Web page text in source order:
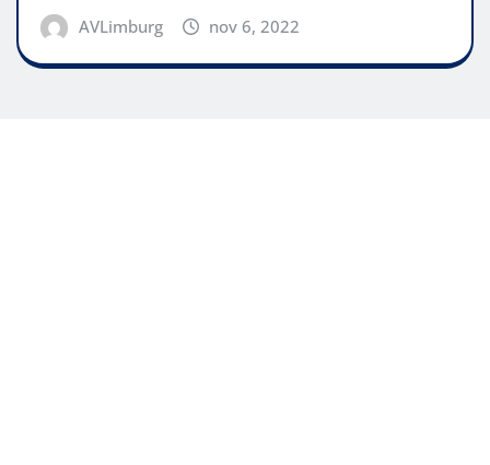
AVLimburg nov 6, 2022